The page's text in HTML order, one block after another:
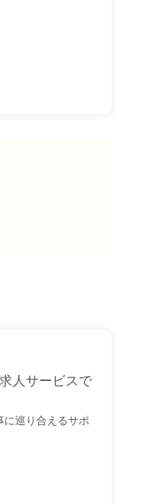
人サービスで
に巡り合えるサポ